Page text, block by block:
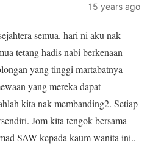
15 years ago
semua. hari ni aku nak
tetang hadis nabi berkenaan
yang tinggi martabatnya
yang mereka dapat
kita nak membanding2. Setiap
Jom kita tengok bersama-
SAW kepada kaum wanita ini..